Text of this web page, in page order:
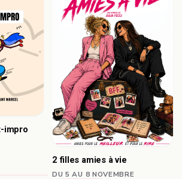
impro
2 filles amies à vie
DU 5 AU 8 NOVEMBRE